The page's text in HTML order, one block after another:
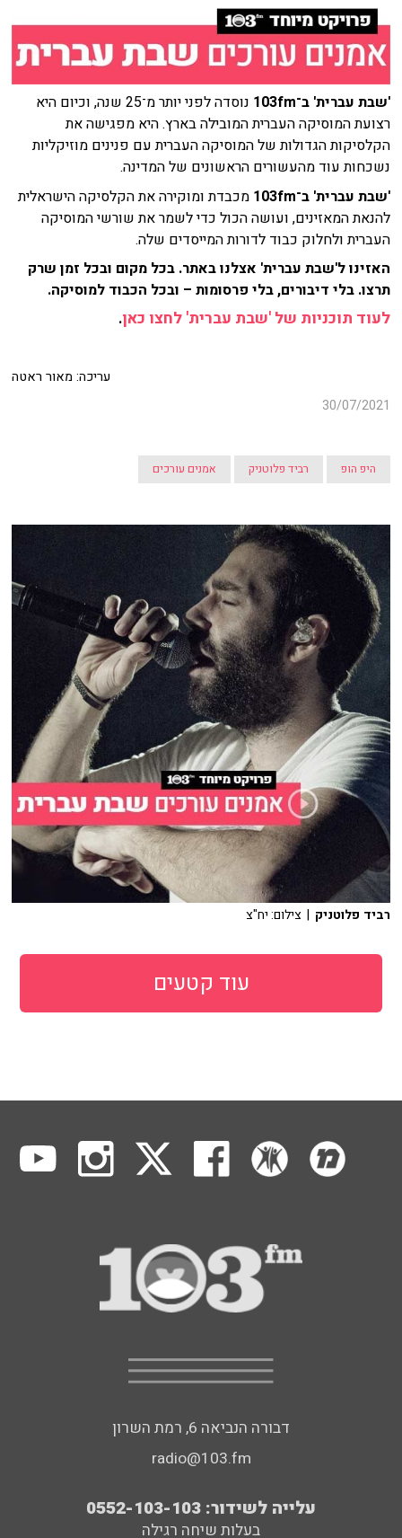
'שבת עברית' ב־103fm
נוסדה לפני יותר מ־25 שנה, וכיום היא
רצועת המוסיקה העברית המובילה בארץ. היא מפגישה את
הקלסיקות הגדולות של המוסיקה העברית עם פנינים מוזיקליות
נשכחות עוד מהעשורים הראשונים של המדינה.
'שבת עברית' ב־103fm
מכבדת ומוקירה את הקלסיקה הישראלית
להנאת המאזינים, ועושה הכול כדי לשמר את שורשי המוסיקה
העברית ולחלוק כבוד לדורות המייסדים שלה.
האזינו ל'שבת עברית' אצלנו באתר. בכל מקום ובכל זמן שרק
תרצו. בלי דיבורים, בלי פרסומות – ובכל הכבוד למוסיקה.
לעוד תוכניות של 'שבת עברית' לחצו כאן.
עריכה: מאור ראטה
30/07/2021
היפ הופ רביד פלוטניק אמנים עורכים
רביד פלוטניק | צילום: יח"צ
עוד קטעים
דבורה הנביאה 6, רמת השרון
radio@103.fm
עלייה לשידור: 0552-103-103
בעלות שיחה רגילה